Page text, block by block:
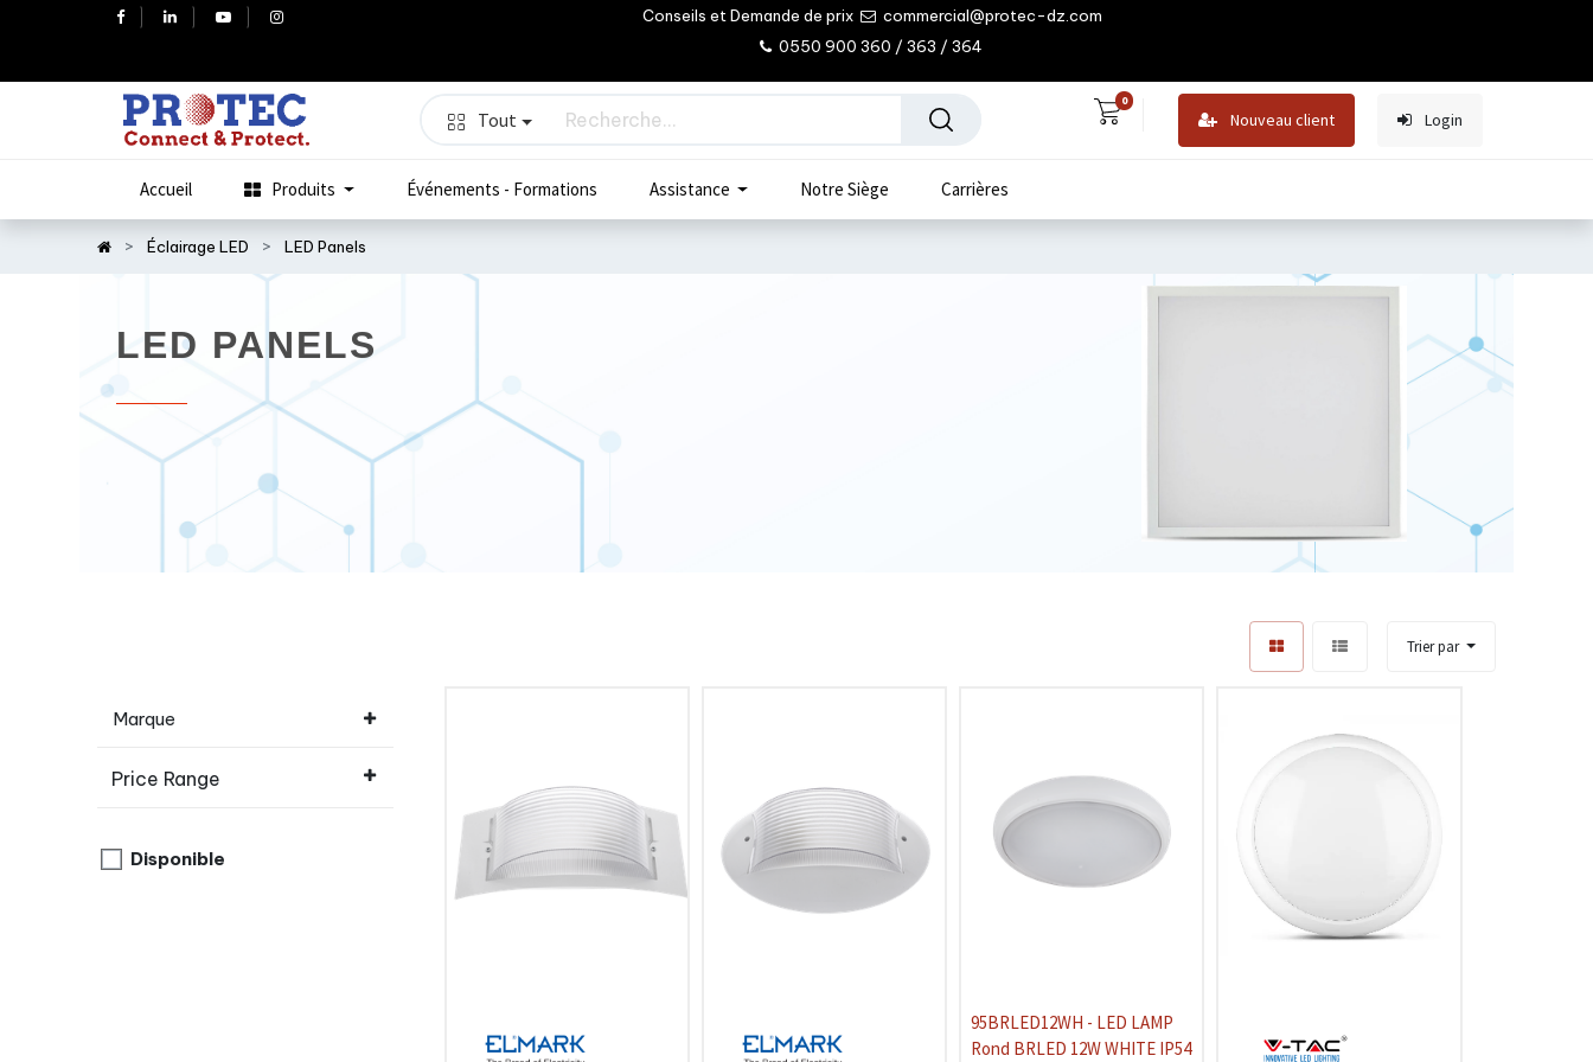
Conseils et Demande de prix
commercial@protec-dz.com
0550 900 360 / 363 / 364
Tout
0
Nouveau client Login
Accueil Produits Événements - Formations Assistance Notre Siège Carrières
Éclairage LED LED Panels
LED PANELS
Trier par
Marque
Price Range
Disponible
95BRLED12WH - LED LAMP
Rond BRLED 12W WHITE IP54